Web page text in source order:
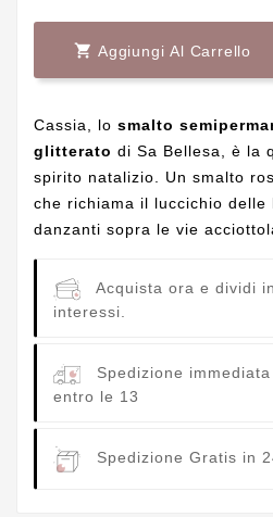
 Aggiungi Al Carrello
Cassia, lo smalto
glitterato di Sa Bellesa, è la
spirito natalizio. Un smalto
che richiama il luccichio delle
danzanti sopra le vie
Acquista ora e dividi
interessi.
Spedizione
entro le 13
Spedizione Gratis in